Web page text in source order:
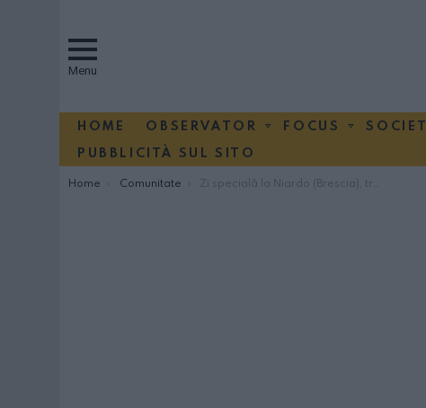
Menu
HOME OBSERVATOR FOCUS
PUBBLICITÀ SUL SITO
You are here:
Home Comunitate Zi specială la Niardo (Brescia), trei români primesc cetățenia italiană